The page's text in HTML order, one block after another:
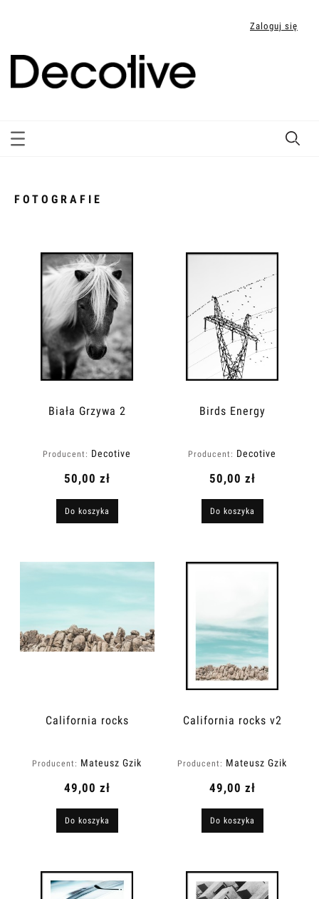
Zaloguj się
FOTOGRAFIE
Biała Grzywa 2
Producent: Decotive
50,00 zł
Do koszyka
Birds Energy
Producent: Decotive
50,00 zł
Do koszyka
California rocks
Producent: Mateusz Gzik
49,00 zł
Do koszyka
California rocks v2
Producent: Mateusz Gzik
49,00 zł
Do koszyka